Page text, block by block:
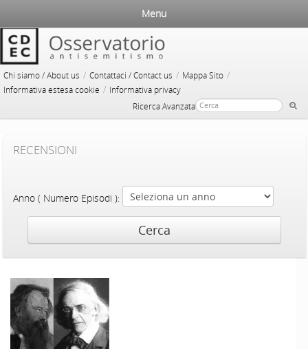
Chi siamo / About us / Contattaci / Contact us / Mappa Sito /
Informativa estesa cookie / Informativa privacy
Ricerca Avanzata
Menu
RECENSIONI
Anno ( Numero Episodi ):